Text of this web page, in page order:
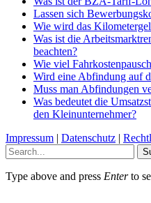
Lassen sich
Wie wird das
Was ist die
beachten?
Wie viel
Wird eine Abfindung auf
Muss man Abfindungen
Was bedeutet die
den Kleinunternehmer?
Impressum | Datenschutz |
Type above and press Enterto